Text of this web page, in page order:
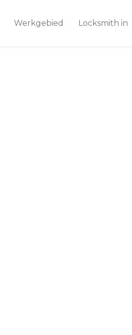
Werkgebied Locksmith in